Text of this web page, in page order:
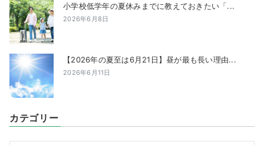
小学校低学年の夏休みまでに教えておきたい「...
2026年6月8日
【2026年の夏至は6月21日】昼が最も長い理由...
2026年6月11日
カテゴリー
カ